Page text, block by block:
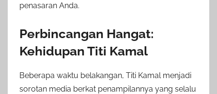
penasaran Anda.
Perbincangan Hangat:
Kehidupan Titi Kamal
Beberapa waktu belakangan, Titi Kamal menjadi
sorotan media berkat penampilannya yang selalu